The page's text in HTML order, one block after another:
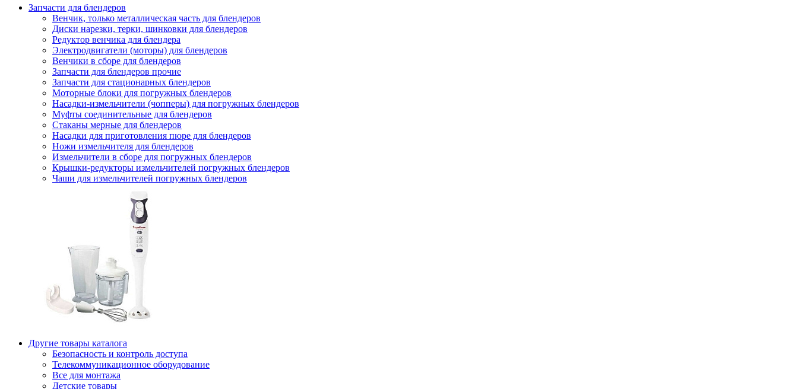
Запчасти для блендеров
Венчик, только металлическая часть для блендеров
Диски нарезки, терки, шинковки для блендеров
Редуктор венчика для блендера
Электродвигатели (моторы) для блендеров
Венчики в сборе для блендеров
Запчасти для блендеров прочие
Запчасти для стационарных блендеров
Моторные блоки для погружных блендеров
Насадки-измельчители (чопперы) для погружных блендеров
Муфты соединительные для блендеров
Стаканы мерные для блендеров
Насадки для приготовления пюре для блендеров
Ножи измельчителя для блендеров
Измельчители в сборе для погружных блендеров
Крышки-редукторы измельчителей погружных блендеров
Чаши для измельчителей погружных блендеров
Другие товары каталога
Безопасность и контроль доступа
Телекоммуникационное оборудование
Все для монтажа
Детские товары